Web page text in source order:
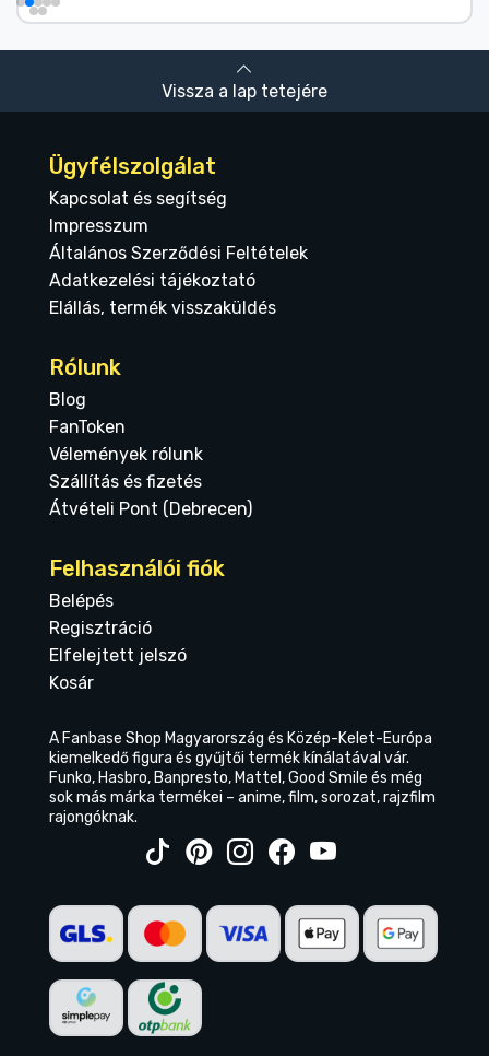
Vissza a lap tetejére
Ügyfélszolgálat
Kapcsolat és segítség
Impresszum
Általános Szerződési Feltételek
Adatkezelési tájékoztató
Elállás, termék visszaküldés
Rólunk
Blog
FanToken
Vélemények rólunk
Szállítás és fizetés
Átvételi Pont (Debrecen)
Felhasználói fiók
Belépés
Regisztráció
Elfelejtett jelszó
Kosár
A Fanbase Shop Magyarország és Közép-Kelet-Európa
kiemelkedő figura és gyűjtői termék kínálatával vár.
Funko, Hasbro, Banpresto, Mattel, Good Smile és még
sok más márka termékei – anime, film, sorozat, rajzfilm
rajongóknak.